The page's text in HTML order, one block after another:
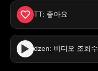
TT: 좋아요
dzen: 비디오 조회수